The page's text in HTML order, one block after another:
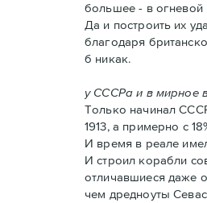
большее - в
Да и построить их
благодаря
б никак.
у СССРа и в мирное
Только начинал
1913, а примерно с
И время в реале
И строил корабли
отличавшиеся даже
чем дредноуты